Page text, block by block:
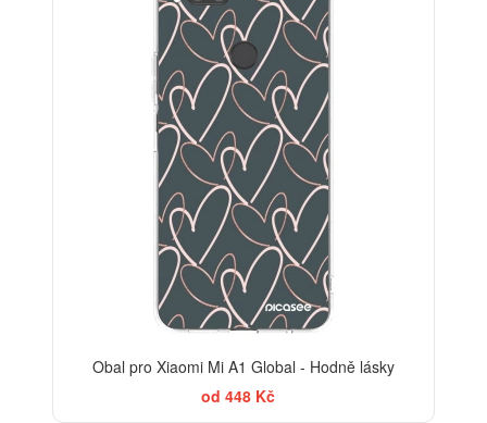
Obal pro Xiaomi Mi A1 Global - Hodně lásky
od 448 Kč